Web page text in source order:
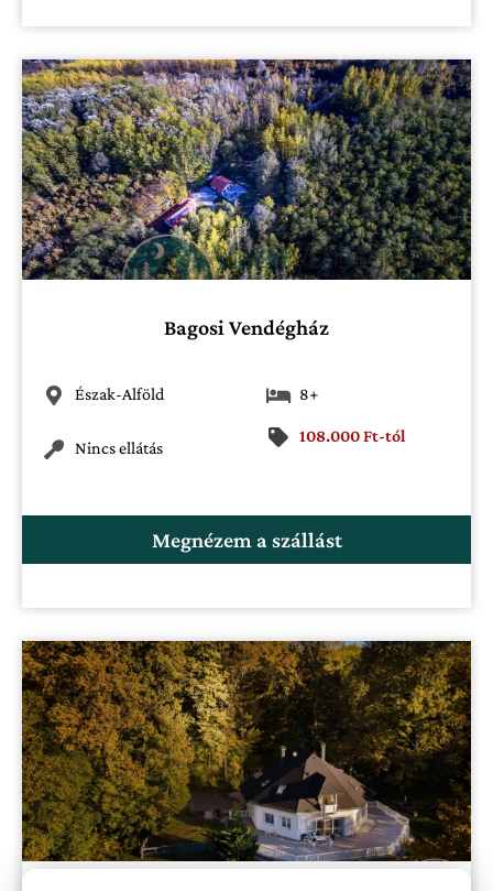
Bagosi Vendégház
Észak-Alföld
Nincs ellátás
8+
108.000 Ft-tól
Megnézem a szállást